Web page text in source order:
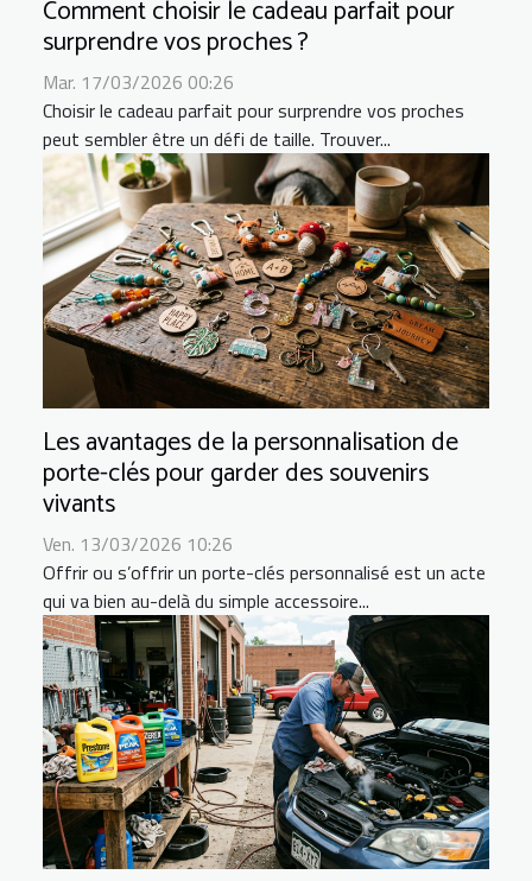
Comment choisir le cadeau parfait pour
surprendre vos proches ?
Mar. 17/03/2026 00:26
Choisir le cadeau parfait pour surprendre vos proches
peut sembler être un défi de taille. Trouver...
Les avantages de la personnalisation de
porte-clés pour garder des souvenirs
vivants
Ven. 13/03/2026 10:26
Offrir ou s’offrir un porte-clés personnalisé est un acte
qui va bien au-delà du simple accessoire...